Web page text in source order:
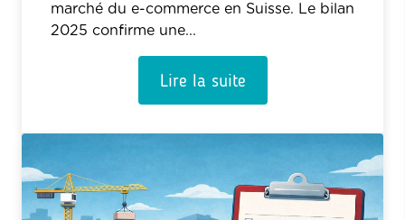
marché du e-commerce en Suisse. Le bilan
2025 confirme une...
Lire la suite